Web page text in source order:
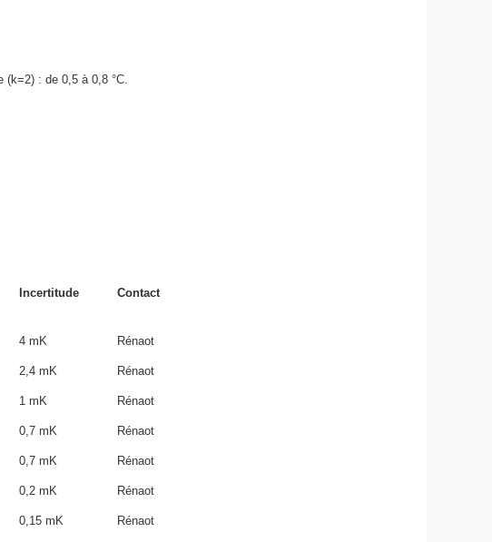
(k=2) : de 0,5 à 0,8 °C.
Incertitude Contact
4 mK Rénaot
2,4 mK Rénaot
1 mK Rénaot
0,7 mK Rénaot
0,7 mK Rénaot
0,2 mK Rénaot
0,15 mK Rénaot